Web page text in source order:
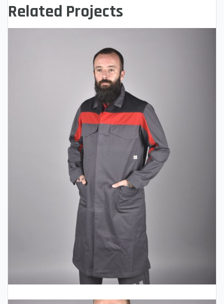
Related Projects
Stretch Line dlhý kabát